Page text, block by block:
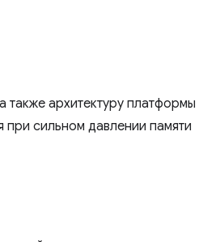
также архитектуру платформы
при сильном давлении памяти